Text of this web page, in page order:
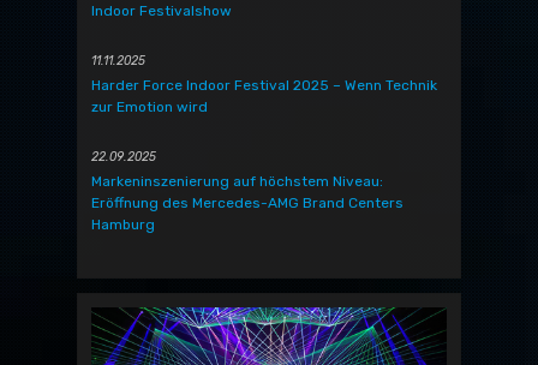
Indoor Festivalshow
11.11.2025
Harder Force Indoor Festival 2025 – Wenn Technik
zur Emotion wird
22.09.2025
Markeninszenierung auf höchstem Niveau:
Eröffnung des Mercedes-AMG Brand Centers
Hamburg